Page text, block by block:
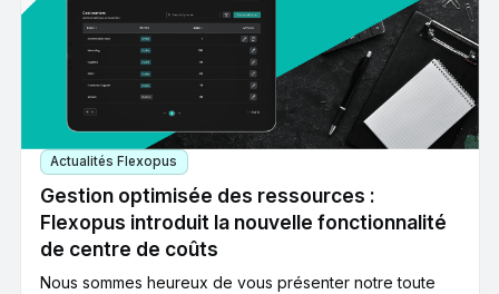
Actualités Flexopus
Gestion optimisée des ressources :
Flexopus introduit la nouvelle fonctionnalité
de centre de coûts
Nous sommes heureux de vous présenter notre toute